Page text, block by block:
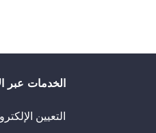
الخدمات عبر
التعيين